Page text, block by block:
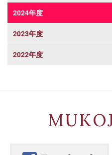
2024年度
2023年度
2022年度